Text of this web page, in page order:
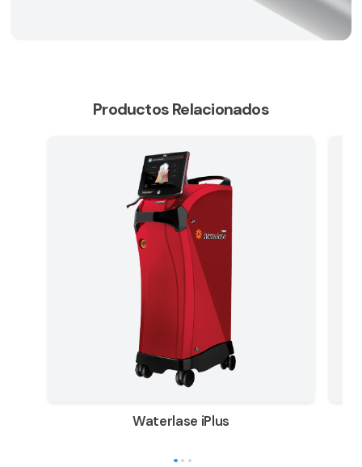
Productos Relacionados
Waterlase iPlus